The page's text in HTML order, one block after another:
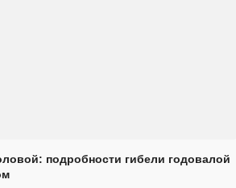
подробности гибели годовалой